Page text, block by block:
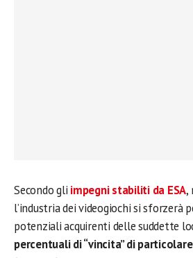
Secondo gli impegni stabiliti da ESA,
l’industria dei videogiochi si sforzerà
potenziali acquirenti delle suddette
percentuali di “vincita” di